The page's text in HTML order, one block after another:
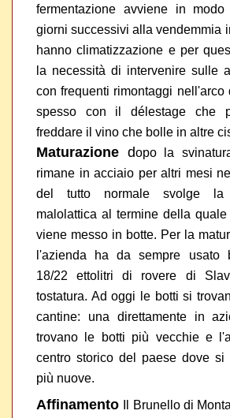
fermentazione avviene in
giorni successivi alla vendemmia
hanno climatizzazione e per
la necessità di intervenire sulle
con frequenti rimontaggi nell'arco
spesso con il délestage che
freddare il vino che bolle in altre
Maturazione dopo la
rimane in acciaio per altri mesi
del tutto normale svolge la
malolattica al termine della
viene messo in botte. Per la
l'azienda ha da sempre usato
18/22 ettolitri di rovere di
tostatura. Ad oggi le botti si
cantine: una direttamente in
trovano le botti più vecchie e
centro storico del paese dove si
più nuove.
Affinamento
Il Brunello di